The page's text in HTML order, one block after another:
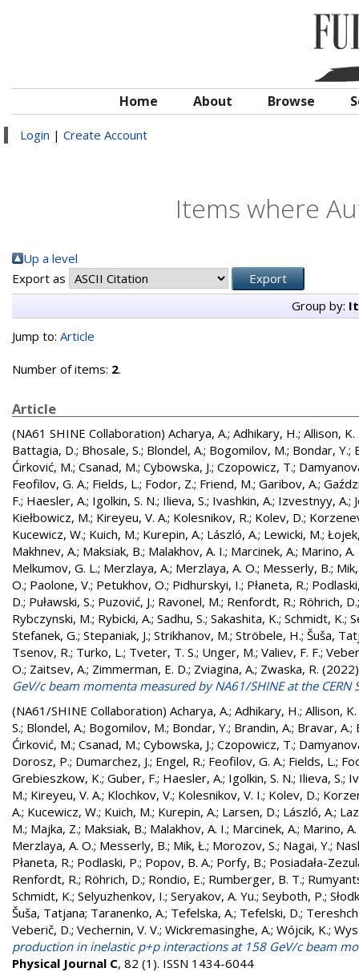
Home About Browse
Login | Create Account
Items where
Up a level
Export as
Group by:
Jump to: Article
Number of items: 2.
Article
(NA61 SHINE Collaboration) Acharya, A.; Adhikary, H.; Allison, K.
Battagia, D.; Bhosale, S.; Blondel, A.; Bogomilov, M.; Bondar, Y.;
Ćirković, M.; Csanad, M.; Cybowska, J.; Czopowicz, T.;
Feofilov, G. A.; Fields, L.; Fodor, Z.; Friend, M.; Garibov, A.;
F.; Haesler, A.; Igolkin, S. N.; Ilieva, S.; Ivashkin, A.; Izvestnyy, A.;
Kiełbowicz, M.; Kireyeu, V. A.; Kolesnikov, R.; Kolev, D.;
Kucewicz, W.; Kuich, M.; Kurepin, A.; László, A.; Lewicki, M.;
Makhnev, A.; Maksiak, B.; Malakhov, A. I.; Marcinek, A.; Marino, A.
Melkumov, G. L.; Merzlaya, A.; Merzlaya, A. O.; Messerly, B.;
O.; Paolone, V.; Petukhov, O.; Pidhurskyi, I.; Płaneta, R.;
D.; Puławski, S.; Puzović, J.; Ravonel, M.; Renfordt, R.; Röhrich, D.
Rybczynski, M.; Rybicki, A.; Sadhu, S.; Sakashita, K.; Schmidt, K.;
Stefanek, G.; Stepaniak, J.; Strikhanov, M.; Ströbele, H.; Šuša,
Tsenov, R.; Turko, L.; Tveter, T. S.; Unger, M.; Valiev, F. F.;
O.; Zaitsev, A.; Zimmerman, E. D.; Zviagina, A.; Zwaska, R.
GeV/c beam momenta measured by NA61/SHINE at the CERN
(NA61/SHINE Collaboration) Acharya, A.; Adhikary, H.; Allison, K.
S.; Blondel, A.; Bogomilov, M.; Bondar, Y.; Brandin, A.; Bravar, A.;
Ćirković, M.; Csanad, M.; Cybowska, J.; Czopowicz, T.;
Dorosz, P.; Dumarchez, J.; Engel, R.; Feofilov, G. A.; Fields, L.;
Grebieszkow, K.; Guber, F.; Haesler, A.; Igolkin, S. N.; Ilieva, S.;
M.; Kireyeu, V. A.; Klochkov, V.; Kolesnikov, V. I.; Kolev, D.;
A.; Kucewicz, W.; Kuich, M.; Kurepin, A.; Larsen, D.; László, A.;
M.; Majka, Z.; Maksiak, B.; Malakhov, A. I.; Marcinek, A.; Marino,
Merzlaya, A. O.; Messerly, B.; Mik, Ł.; Morozov, S.; Nagai, Y.;
Płaneta, R.; Podlaski, P.; Popov, B. A.; Porfy, B.; Posiadała-
Renfordt, R.; Röhrich, D.; Rondio, E.; Rumberger, B. T.;
Schmidt, K.; Selyuzhenkov, I.; Seryakov, A. Yu.; Seyboth, P.;
Šuša, Tatjana; Taranenko, A.; Tefelska, A.; Tefelski, D.;
Veberič, D.; Vechernin, V. V.; Wickremasinghe, A.; Wójcik, K.;
production in inelastic p+p interactions at 158 GeV/c beam
Physical Journal C, 82 (1). ISSN 1434-6044